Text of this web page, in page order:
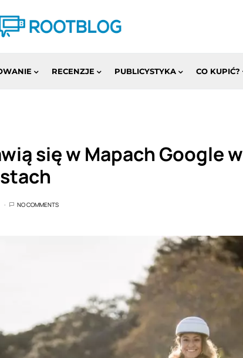
RECENZJE PUBLICYSTYKA CO KUPIĆ?
się w Mapach Google w
NO COMMENTS